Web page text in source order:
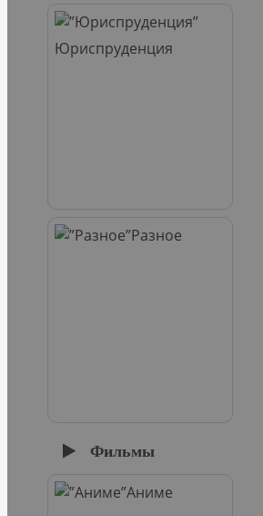
Юриспруденция
Разное
Фильмы
Аниме